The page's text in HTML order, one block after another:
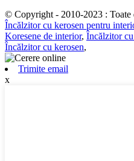
© Copyright - 2010-2023 : Toate
Încălzitor cu kerosen pentru
Koresene de interior, Încălzitor
Încălzitor cu kerosen,
Trimite email
x